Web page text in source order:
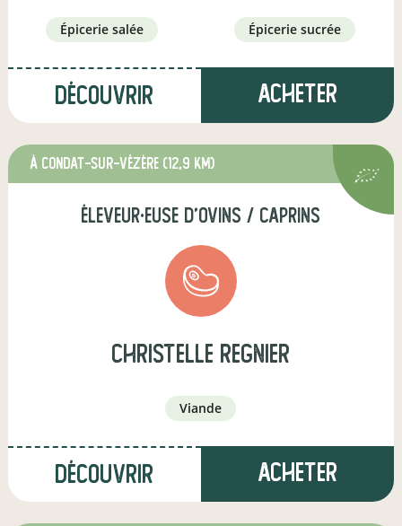
épicerie salée épicerie sucrée
Découvrir Acheter
à Condat-sur-Vézère (12,9 km)
éleveur·euse d'ovins / caprins
christelle regnier
viande
Découvrir Acheter